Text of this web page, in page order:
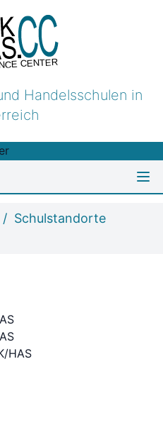
CENTER
Handelsschulen in
Schulstandorte
HAS